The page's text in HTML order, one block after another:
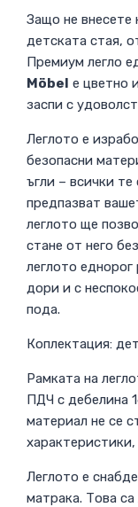
Защо не внесете
детската стая,
Премиум легло
Möbel е цветно
заспи с
Леглото е
безопасни
ъгли – всички те
предпазват
леглото ще
стане от него
леглото
дори и с
пода.
Коплектация:
Рамката на
ПДЧ с дебелина
материал не се
Леглото е
матрака. Това